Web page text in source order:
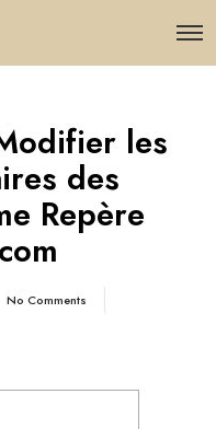
les
des
Repère
No Comments